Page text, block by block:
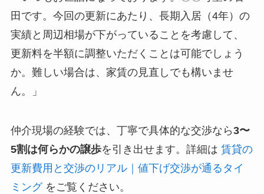
田です。今回の更新にあたり、長期入居（4年）の
実績と周辺相場が下がっていることを考慮して、
更新料を半額に調整いただくことは可能でしょう
か。難しい場合は、家賃の見直しでも構いませ
ん。」
仲介現場の経験では、丁寧で具体的な交渉なら3〜
5割は何らかの譲歩を引き出せます。詳細は 賃貸の
更新費用と交渉のリアル｜値下げ交渉が通るタイ
ミングをご覧ください。